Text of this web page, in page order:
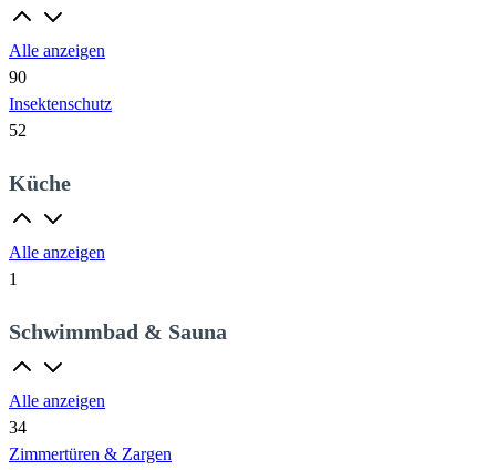
Alle anzeigen
90
Insektenschutz
52
Küche
Alle anzeigen
1
Schwimmbad & Sauna
Alle anzeigen
34
Zimmertüren & Zargen